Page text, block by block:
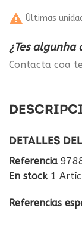
 Últimas
¿Tes algunha
Contacta coa
DETALLES
Referencia
En stock 1
Referencias